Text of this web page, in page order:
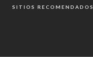
SITIOS RECOMENDADOS